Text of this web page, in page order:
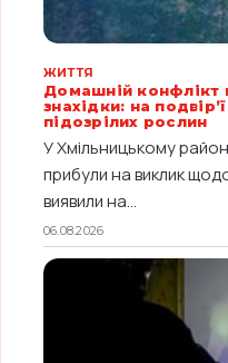
ЖИТТЯ
Домашній конфлікт
знахідки: на
підозрілих рослин
У Хмільницькому
прибули на виклик
виявили на...
06.08.2026